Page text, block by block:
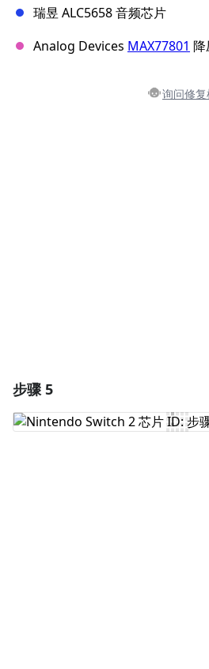
瑞昱 ALC5658 音频芯片
Analog Devices MAX77801 降
询问修复
步骤 5